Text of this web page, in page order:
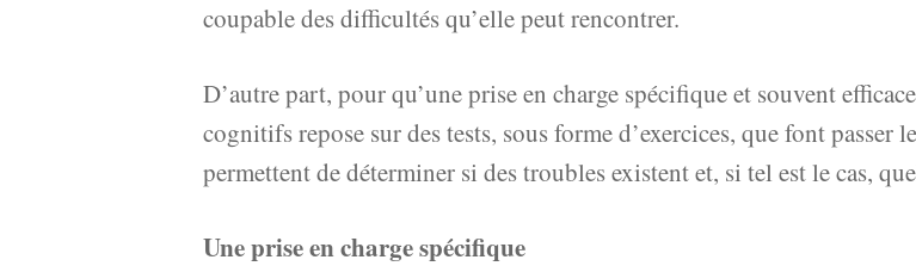
coupable des difficultés qu’elle peut rencontrer.
D’autre part, pour qu’une prise en charge spécifique et souvent
cognitifs repose sur des tests, sous forme d’exercices, que font
permettent de déterminer si des troubles existent et, si tel est le cas,
Une prise en charge spécifique